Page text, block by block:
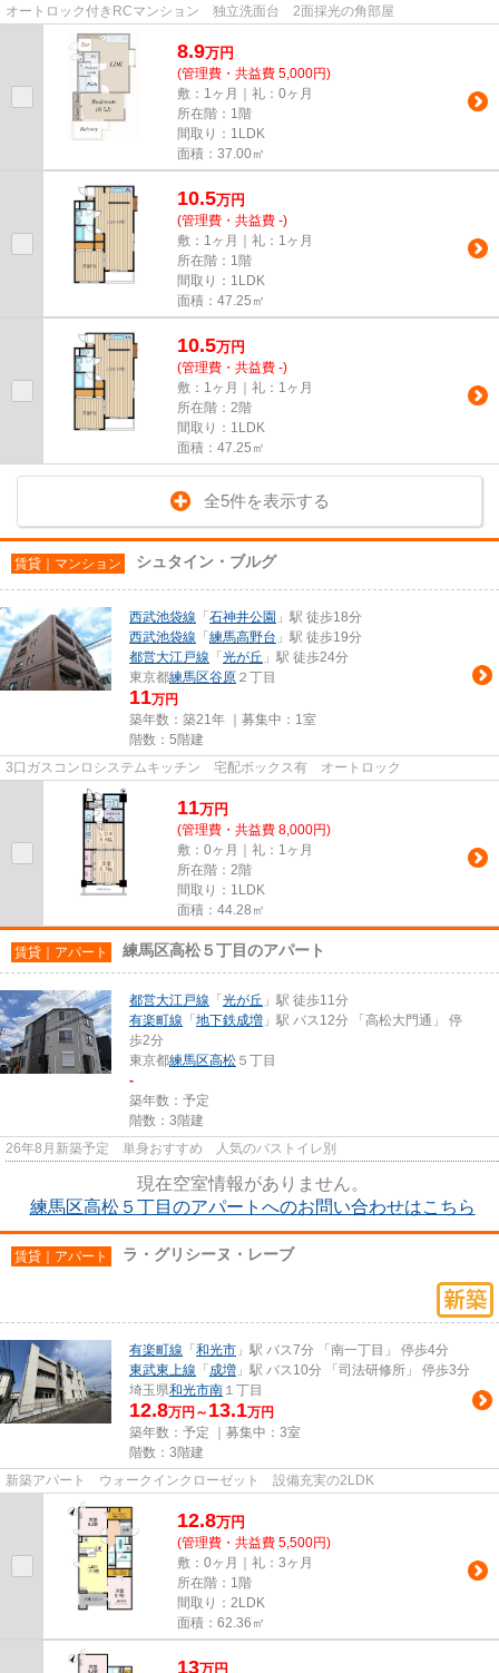
オートロック付きRCマンション 独立洗面台 2面採光の角部屋
8.9万円
(管理費・共益費 5,000円)
敷：1ヶ月｜礼：0ヶ月
所在階：1階
間取り：1LDK
面積：37.00㎡
10.5万円
(管理費・共益費 -)
敷：1ヶ月｜礼：1ヶ月
所在階：1階
間取り：1LDK
面積：47.25㎡
10.5万円
(管理費・共益費 -)
敷：1ヶ月｜礼：1ヶ月
所在階：2階
間取り：1LDK
面積：47.25㎡
全5件を表示する
賃貸｜マンション シュタイン・ブルグ
西武池袋線 「 石神井公園 」駅 徒歩18分
西武池袋線 「 練馬高野台 」駅 徒歩19分
都営大江戸線 「 光が丘 」駅 徒歩24分
東京都練馬区谷原 ２丁目
11万円
築年数：築21年 ｜募集中： 1室
階数：5階建
3口ガスコンロシステムキッチン 宅配ボックス有 オートロック
11万円
(管理費・共益費 8,000円)
敷：0ヶ月｜礼：1ヶ月
所在階：2階
間取り：1LDK
面積：44.28㎡
賃貸｜アパート 練馬区高松５丁目のアパート
都営大江戸線 「 光が丘 」駅 徒歩11分
有楽町線 「 地下鉄成増 」駅 バス12分 「高松大門通」 停
歩2分
東京都練馬区高松 ５丁目
-
築年数：予定
階数：3階建
26年8月新築予定 単身おすすめ 人気のバストイレ別
現在空室情報がありません。
練馬区高松５丁目のアパートへのお問い合わせはこちら
賃貸｜アパート ラ・グリシーヌ・レーブ
有楽町線 「 和光市 」駅 バス7分 「南一丁目」 停歩4分
東武東上線 「 成増 」駅 バス10分 「司法研修所」 停歩3分
埼玉県和光市南 １丁目
12.8万円～ 13.1万円
築年数：予定 ｜募集中： 3室
階数：3階建
新築アパート ウォークインクローゼット 設備充実の2LDK
12.8万円
(管理費・共益費 5,500円)
敷：0ヶ月｜礼：3ヶ月
所在階：1階
間取り：2LDK
面積：62.36㎡
13万円